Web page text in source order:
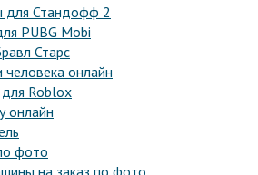
для Стандофф 2
PUBG Mobi
Старс
онлайн
Roblox
онлайн
фото